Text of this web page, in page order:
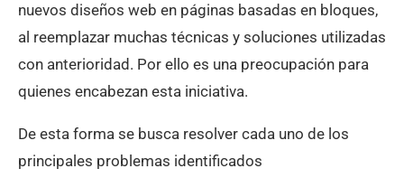
nuevos diseños web en páginas basadas en bloques,
al reemplazar muchas técnicas y soluciones utilizadas
con anterioridad. Por ello es una preocupación para
quienes encabezan esta iniciativa.
De esta forma se busca resolver cada uno de los
principales problemas identificados